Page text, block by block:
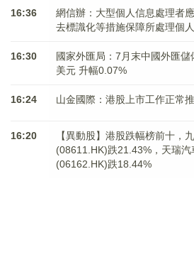
16:36
網信辦：大型個人信息處理者應
去標識化等措施保障所處理個
16:30
國家外匯局：7月末中國外匯
美元 升幅0.07%
16:24 山金國際：港股上市工作正常
16:20
【異動股】港股跌幅榜前十，
(08611.HK)跌21.43%，天瑞汽
(06162.HK)跌18.44%